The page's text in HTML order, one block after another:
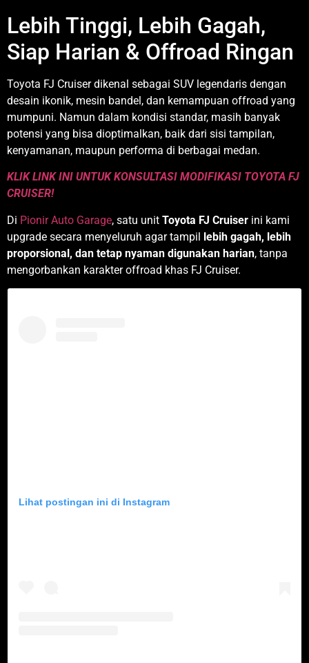
Lebih Tinggi, Lebih Gagah,
Siap Harian & Offroad Ringan
Toyota FJ Cruiser dikenal sebagai SUV legendaris dengan
desain ikonik, mesin bandel, dan kemampuan offroad yang
mumpuni. Namun dalam kondisi standar, masih banyak
potensi yang bisa dioptimalkan, baik dari sisi tampilan,
kenyamanan, maupun performa di berbagai medan.
KLIK LINK INI UNTUK KONSULTASI MODIFIKASI TOYOTA FJ
CRUISER!
Di Pionir Auto Garage, satu unit Toyota FJ Cruiser ini kami
upgrade secara menyeluruh agar tampil lebih gagah, lebih
proporsional, dan tetap nyaman digunakan harian, tanpa
mengorbankan karakter offroad khas FJ Cruiser.
Lihat postingan ini di Instagram